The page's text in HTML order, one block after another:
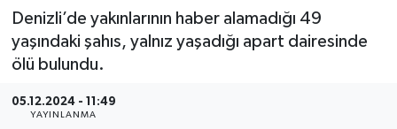
Denizli’de yakınlarının haber alamadığı 49
yaşındaki şahıs, yalnız yaşadığı apart dairesinde
ölü bulundu.
05.12.2024 - 11:49
YAYINLANMA
POLİTİKA
SPOR